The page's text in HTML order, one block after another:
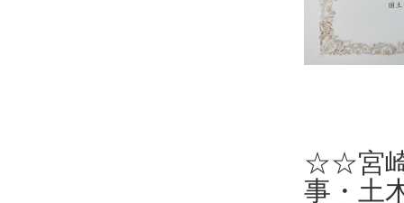
☆☆宮崎
事・土